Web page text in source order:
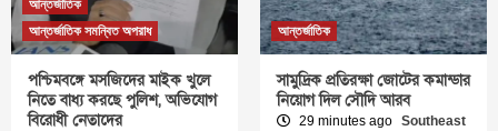
আন্তর্জাতিক
আন্তর্জাতিক সমন্বিত অপরাধ
পশ্চিমবঙ্গে মসজিদের মাইক খুলে
নিতে বাধ্য করছে পুলিশ, অভিযোগ
বিরোধী নেতাদের
আন্তর্জাতিক
সামুদ্রিক প্রতিরক্ষা জোটের কমান্ডার
নিয়োগ দিল সৌদি আরব
29 minutes ago Southeast